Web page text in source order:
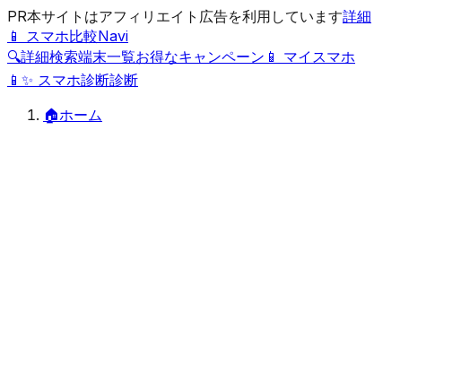
PR本サイトはアフィリエイト広告を利用しています詳細
📱 スマホ比較Navi
🔍詳細検索端末一覧お得なキャンペーン 📱 マイスマホ
📱 ✨ スマホ診断診断
🏠ホーム